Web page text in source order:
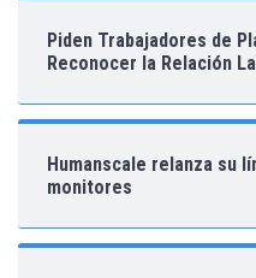
Piden Trabajadores de
Reconocer la Relación
Humanscale relanza su
monitores